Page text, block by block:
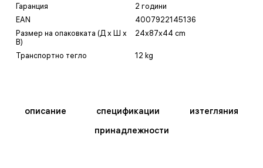
Гаранция
2 години
EAN
4007922145136
Размер на опаковката (Д x Ш x
В)
24x87x44 cm
Транспортно тегло 12 kg
описание спецификации
изтегляния
принадлежности